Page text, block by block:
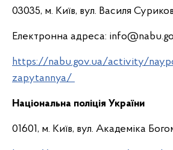
03035, м. Київ, вул. Василя
Електронна адреса:
https://nabu.gov.ua/activity/
zapytannya/
Національна поліція України
01601, м. Київ, вул. Академіка